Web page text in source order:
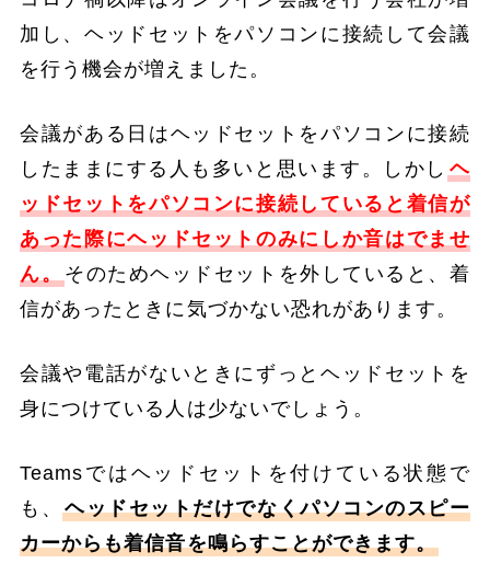
加し、ヘッドセットをパソコンに接続して会議
を行う機会が増えました。
会議がある日はヘッドセットをパソコンに接続
したままにする人も多いと思います。しかし ヘ
ッドセットをパソコンに接続していると着信が
あった際にヘッドセットのみにしか音はでませ
ん。
そのためヘッドセットを外していると、着
信があったときに気づかない恐れがあります。
会議や電話がないときにずっとヘッドセットを
身につけている人は少ないでしょう。
Teamsではヘッドセットを付けている状態で
も、ヘッドセットだけでなくパソコンのスピー
カーからも着信音を鳴らすことができます。